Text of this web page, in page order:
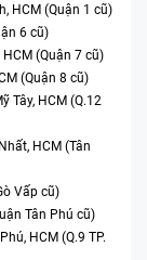
HCM (Quận 1 cũ)
6 cũ)
(Quận 7 cũ)
(Quận 8 cũ)
Tây, HCM (Q.12
HCM (Tân
Vấp cũ)
Tân Phú cũ)
HCM (Q.9 TP.